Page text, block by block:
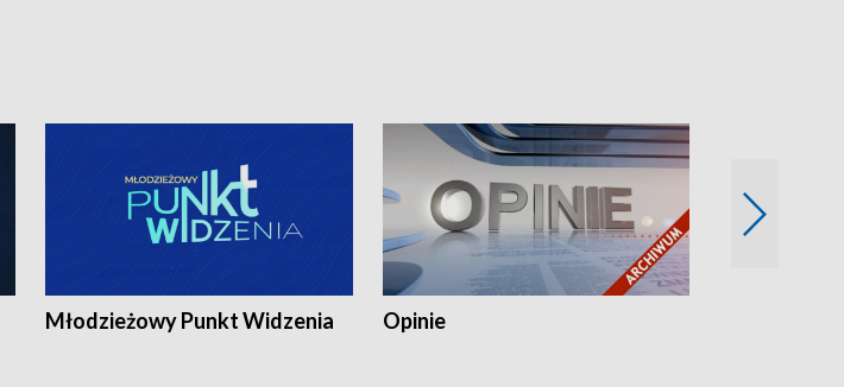
Młodzieżowy Punkt Widzenia Opinie